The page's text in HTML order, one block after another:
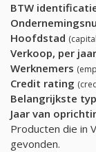
BTW
Hoofdstad
Verkoop, per jaar
Werknemers
Credit rating
Belangrijkste
Jaar van
Producten die in
gevonden.